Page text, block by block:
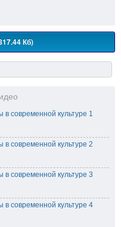
Кб)
современной культуре 1
современной культуре 2
современной культуре 3
современной культуре 4